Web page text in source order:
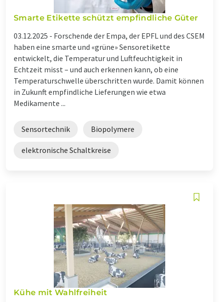
Smarte Etikette schützt empfindliche Güter
03.12.2025 - Forschende der Empa, der EPFL und des CSEM
haben eine smarte und «grüne» Sensoretikette
entwickelt, die Temperatur und Luftfeuchtigkeit in
Echtzeit misst – und auch erkennen kann, ob eine
Temperaturschwelle überschritten wurde. Damit können
in Zukunft empfindliche Lieferungen wie etwa
Medikamente ...
Sensortechnik Biopolymere
elektronische Schaltkreise
Kühe mit Wahlfreiheit